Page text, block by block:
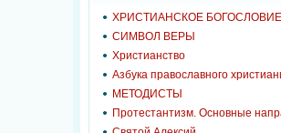
ХРИСТИАНСКОЕ БОГОСЛОВИЕ
СИМВОЛ ВЕРЫ
Христианство
Азбука православного
МЕТОДИСТЫ
Протестантизм. Основные